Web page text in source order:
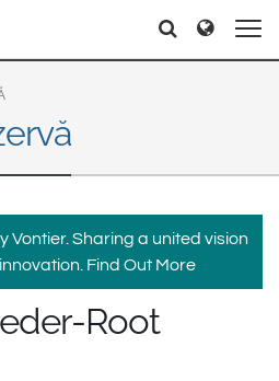
Europe & CIS
English
Dansk
Srpski
Suomi
Svenska
Middle East and Africa
Căutați
Vontier. Sharing a united vision
Find Out More
Root